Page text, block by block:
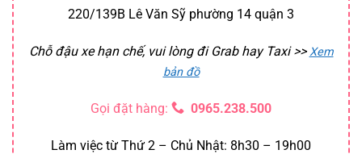
220/139B Lê Văn Sỹ phường 14 quận 3
Chỗ đậu xe hạn chế, vui lòng đi Grab hay Taxi>>Xem
bản đồ
Gọi đặt hàng: 0965.238.500
Làm việc từ Thứ 2 – Chủ Nhật: 8h30 – 19h00